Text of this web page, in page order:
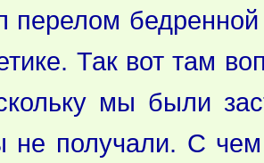
перелом
Так вот там
мы были
не получали. С